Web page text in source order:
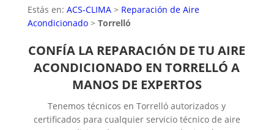
Estás en: ACS-CLIMA> Reparación de Aire
Acondicionado> Torrelló
CONFÍA LA REPARACIÓN DE TU AIRE
ACONDICIONADO EN TORRELLÓ A
MANOS DE EXPERTOS
Tenemos técnicos en Torrelló autorizados y
certificados para cualquier servicio técnico de aire